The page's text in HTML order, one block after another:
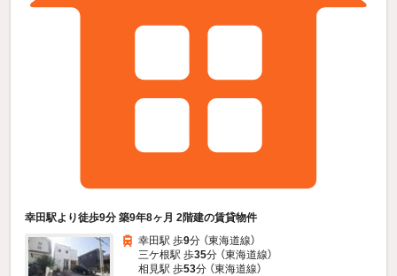
幸田駅より徒歩9分 築9年8ヶ月 2階建の賃貸物件
幸田駅 歩9分 （東海道線）
三ケ根駅 歩35分 （東海道線）
相見駅 歩53分 （東海道線）